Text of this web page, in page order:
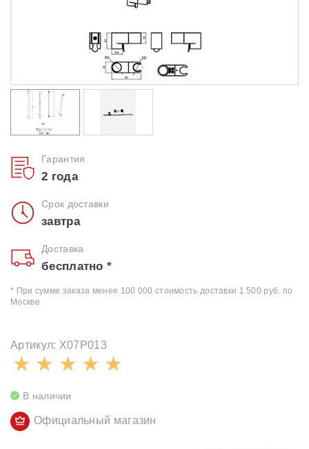
Средства ухода
Гарантия
2 года
Срок доставки
завтра
Доставка
бесплатно *
* При сумме заказа менее 100 000 стоимость доставки 1 500 руб. по
Москве
Артикул: X07P013
В наличии
Официальный магазин